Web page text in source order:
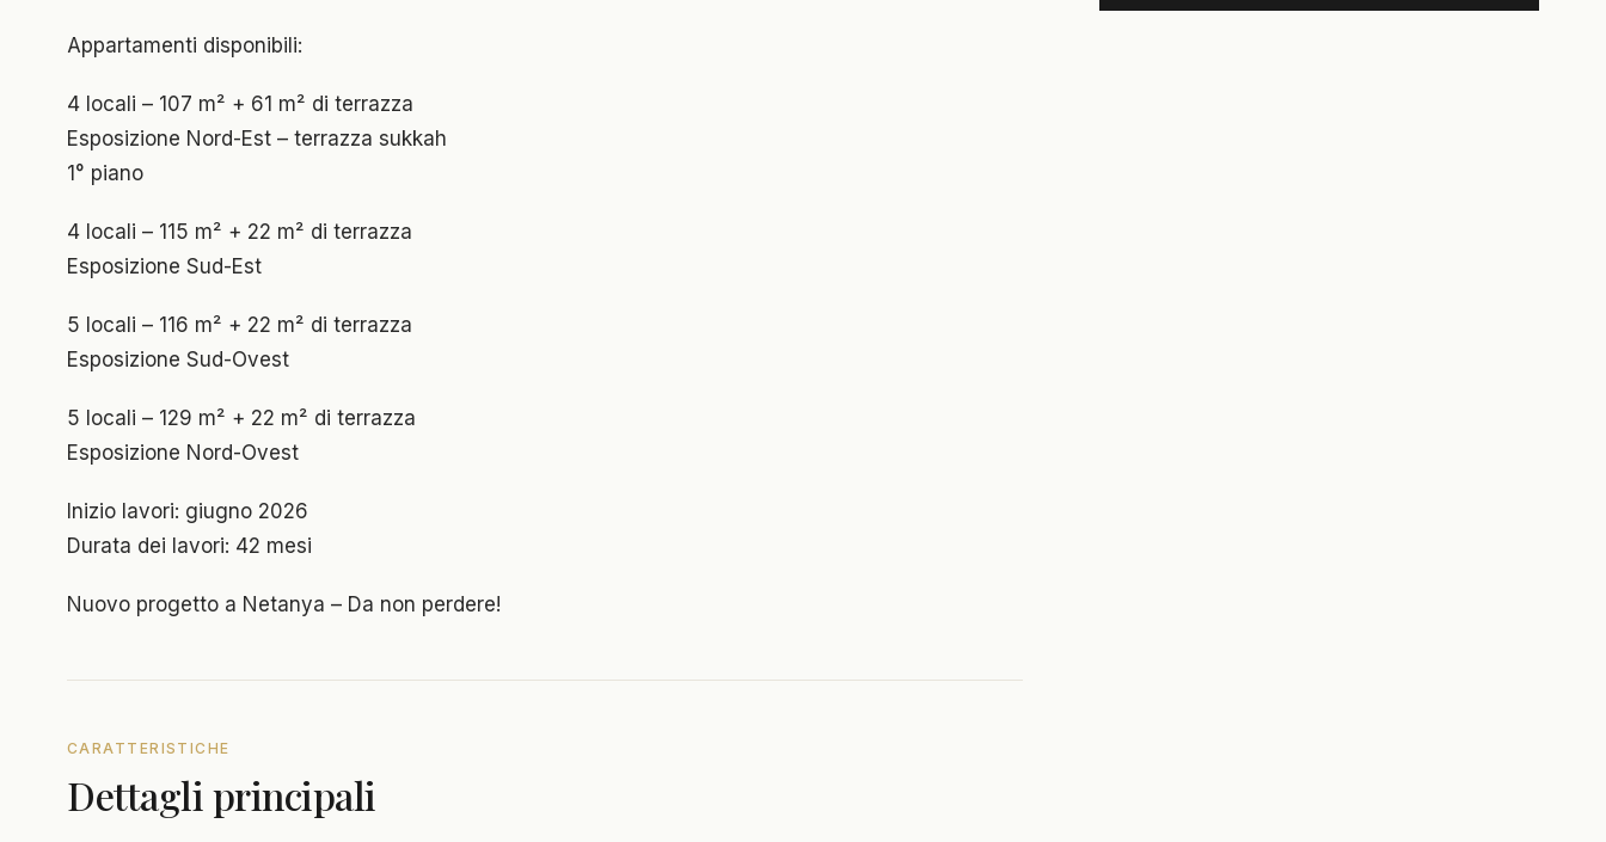
Appartamenti disponibili:
4 locali – 107 m² + 61 m² di terrazza
Esposizione Nord-Est – terrazza sukkah
1° piano
4 locali – 115 m² + 22 m² di terrazza
Esposizione Sud-Est
5 locali – 116 m² + 22 m² di terrazza
Esposizione Sud-Ovest
5 locali – 129 m² + 22 m² di terrazza
Esposizione Nord-Ovest
Inizio lavori: giugno 2026
Durata dei lavori: 42 mesi
Nuovo progetto a Netanya – Da non perdere!
CARATTERISTICHE
Dettagli principali